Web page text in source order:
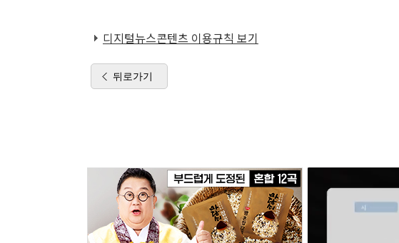
디지털뉴스콘텐츠 이용규칙 보기
뒤로가기